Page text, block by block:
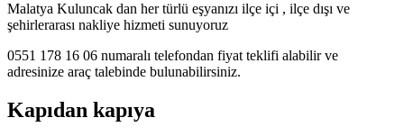
Malatya Kuluncak dan her türlü eşyanızı ilçe içi , ilçe dışı ve
şehirlerarası nakliye hizmeti sunuyoruz
0551 178 16 06 numaralı telefondan fiyat teklifi alabilir ve
adresinize araç talebinde bulunabilirsiniz.
Kapıdan kapıya